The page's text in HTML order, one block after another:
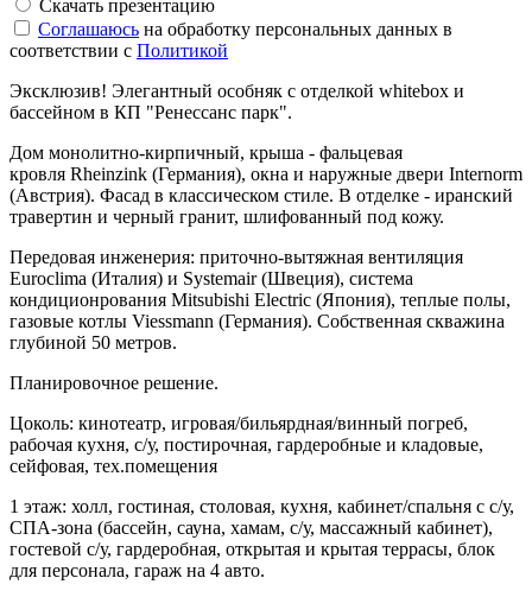
Скачать презентацию
Соглашаюсь на обработку персональных данных в
соответствии с Политикой
Эксклюзив! Элегантный особняк с отделкой whitebox и
бассейном в КП "Ренессанс парк".
Дом монолитно-кирпичный, крыша - фальцевая
кровля Rheinzink (Германия), окна и наружные двери Internorm
(Австрия). Фасад в классическом стиле. В отделке - иранский
травертин и черный гранит, шлифованный под кожу.
Передовая инженерия: приточно-вытяжная вентиляция
Euroclima (Италия) и Systemair (Швеция), система
кондиционрования Mitsubishi Electric (Япония), теплые полы,
газовые котлы Viessmann (Германия). Собственная скважина
глубиной 50 метров.
Планировочное решение.
Цоколь: кинотеатр, игровая/бильярдная/винный погреб,
рабочая кухня, с/у, постирочная, гардеробные и кладовые,
сейфовая, тех.помещения
1 этаж: холл, гостиная, столовая, кухня, кабинет/спальня с с/у,
СПА-зона (бассейн, сауна, хамам, с/у, массажный кабинет),
гостевой с/у, гардеробная, открытая и крытая террасы, блок
для персонала, гараж на 4 авто.